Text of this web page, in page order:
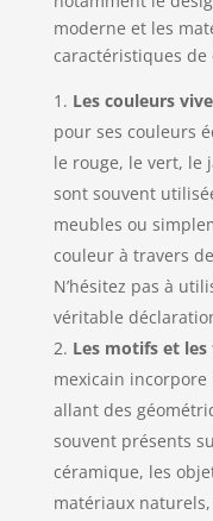
moderne et les
caractéristiques de
Les couleurs
pour ses couleurs
le rouge, le vert, le
sont souvent
meubles ou
couleur à travers
N’hésitez pas à
véritable
Les motifs et
mexicain
allant des
souvent présents
céramique, les
matériaux